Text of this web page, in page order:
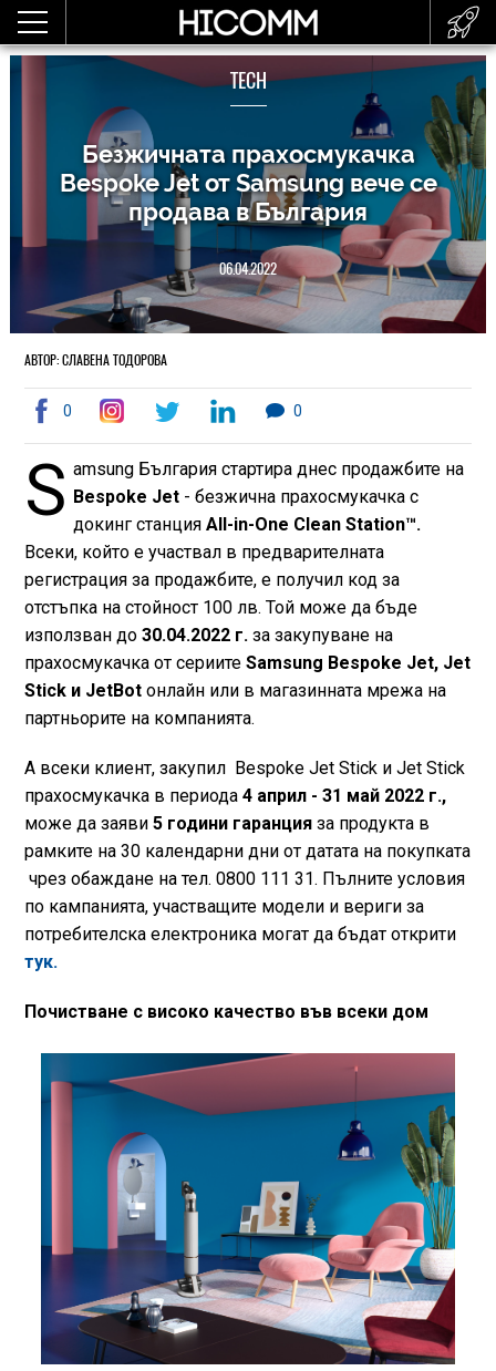
TECH
Безжичната прахосмукачка
Bespoke Jet от Samsung вече се
продава в България
06.04.2022
АВТОР: СЛАВЕНА ТОДОРОВА
0 0
S amsung България стартира днес продажбите на
Bespoke Jet - безжична прахосмукачка с
докинг станцияAll-in-One Clean Station™.
Всеки, който е участвал в предварителната
регистрация за продажбите, е получил код за
отстъпка на стойност 100 лв. Той може да бъде
използван до 30.04.2022 г.за закупуване на
прахосмукачка от сериите Samsung Bespoke Jet, Jet
Stick и JetBotонлайн или в магазинната мрежа на
партньорите на компанията.
А всеки клиент, закупил Bespoke Jet Stick и Jet Stick
прахосмукачка в периода 4 април - 31 май 2022 г.,
може да заяви 5 години гаранцияза продукта в
рамките на 30 календарни дни от датата на покупката
чрез обаждане на тел. 0800 111 31. Пълните условия
по кампанията, участващите модели и вериги за
потребителска електроника могат да бъдат открити
тук.
Почистване с високо качество във всеки дом